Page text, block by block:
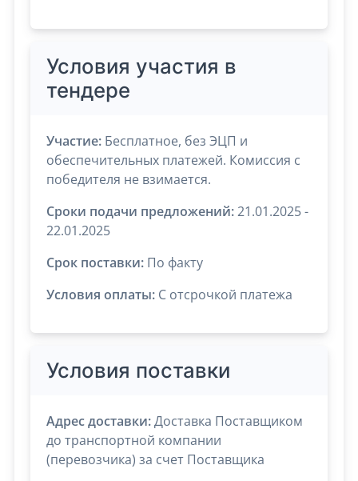
Условия участия в
тендере
Участие: Бесплатное, без ЭЦП и
обеспечительных платежей. Комиссия с
победителя не взимается.
Сроки подачи предложений:21.01.2025 -
22.01.2025
Срок поставки: По факту
Условия оплаты: C отсрочкой платежа
Условия поставки
Адрес доставки:Доставка Поставщиком
до транспортной компании
(перевозчика) за счет Поставщика